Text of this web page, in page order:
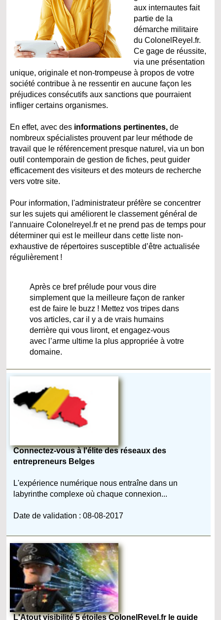
aux internautes fait
partie de la
démarche militaire
du ColonelReyel.fr.
Ce gage de réussite,
via une présentation
unique, originale et non-trompeuse à propos de votre
société contribue à ne ressentir en aucune façon les
préjudices consécutifs aux sanctions que pourraient
infliger certains organismes.
En effet, avec des informations pertinentes, de
nombreux spécialistes prouvent par leur méthode de
travail que le référencement presque naturel, via un bon
outil contemporain de gestion de fiches, peut guider
efficacement des visiteurs et des moteurs de recherche
vers votre site.
Pour information, l'administrateur préfère se concentrer
sur les sujets qui améliorent le classement général de
l'annuaire Colonelreyel.fr et ne prend pas de temps pour
déterminer qui est le meilleur dans cette liste non-
exhaustive de répertoires susceptible d’être actualisée
régulièrement !
Après ce bref prélude pour vous dire
simplement que la meilleure façon de ranker
est de faire le buzz ! Mettez vos tripes dans
vos articles, car il y a de vrais humains
derrière qui vous liront, et engagez-vous
avec l’arme ultime la plus appropriée à votre
domaine.
Connectez-vous à l'élite des réseaux des
entrepreneurs Belges
L'expérience numérique nous entraîne dans un
labyrinthe complexe où chaque connexion...
Date de validation : 08-08-2017
L'Atout visibilité 5 étoiles ColonelReyel.fr le guide